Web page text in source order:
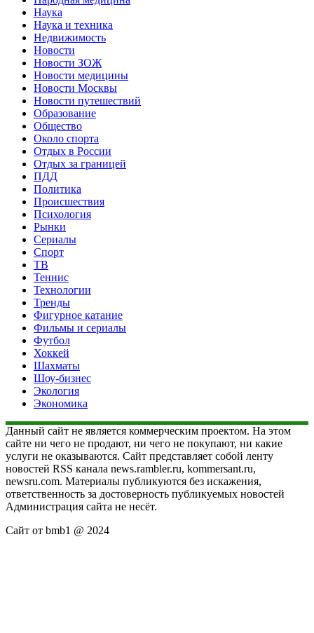
Наука
Наука и техника
Недвижимость
Новости
Новости ЗОЖ
Новости медицины
Новости Москвы
Новости путешествий
Образование
Общество
Около спорта
Отдых в России
Отдых за границей
ПДД
Политика
Происшествия
Психология
Рынки
Сериалы
Спорт
ТВ
Теннис
Технологии
Тренды
Фигурное катание
Фильмы и сериалы
Футбол
Хоккей
Шахматы
Шоу-бизнес
Экология
Экономика
Данный сайт не является коммерческим проектом. На этом
сайте ни чего не продают, ни чего не покупают, ни какие
услуги не оказываются. Сайт представляет собой ленту
новостей RSS канала news.rambler.ru, kommersant.ru,
newsru.com. Материалы публикуются без искажения,
ответственность за достоверность публикуемых новостей
Администрация сайта не несёт.
Сайт от bmb1 @ 2024